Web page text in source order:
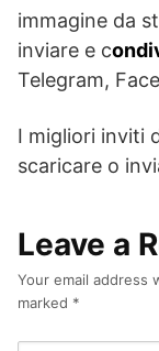
immagine da
inviare e c
Telegram,
I migliori inviti
scaricare o
Leave a
Your email address
marked *